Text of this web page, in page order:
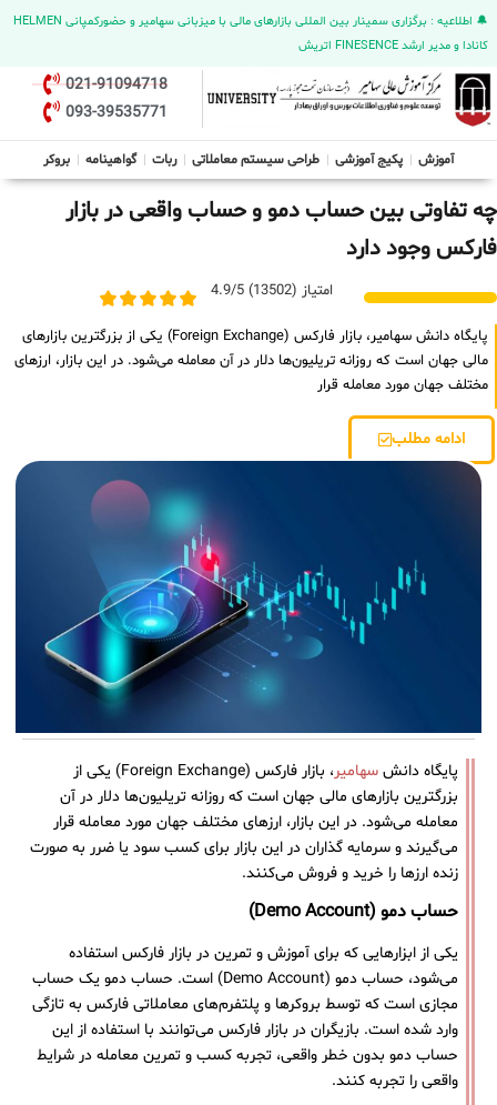
🔔 اطلاعیه : برگزاری سمینار بین المللی بازارهای مالی با میزبانی سهامیر و حضورکمپانی HELMEN
کانادا و مدیر ارشد FINESENCE اتریش
021-91094718
093-39535771
آموزش پکیج آموزشی طراحی سیستم معاملاتی ربات گواهینامه بروکر
چه تفاوتی بین حساب دمو و حساب واقعی در بازار
فارکس وجود دارد
امتیاز (13502) 4.9/5
پایگاه دانش سهامیر، بازار فارکس (Foreign Exchange) یکی از بزرگترین بازارهای
مالی جهان است که روزانه تریلیون‌ها دلار در آن معامله می‌شود. در این بازار، ارزهای
مختلف جهان مورد معامله قرار
ادامه مطلب
پایگاه دانش سهامیر
، بازار فارکس (Foreign Exchange) یکی از
بزرگترین بازارهای مالی جهان است که روزانه تریلیون‌ها دلار در آن
معامله می‌شود. در این بازار، ارزهای مختلف جهان مورد معامله قرار
می‌گیرند و سرمایه گذاران در این بازار برای کسب سود یا ضرر به صورت
زنده ارزها را خرید و فروش می‌کنند.
حساب دمو (Demo Account)
یکی از ابزارهایی که برای آموزش و تمرین در بازار فارکس استفاده
می‌شود، حساب دمو (Demo Account) است. حساب دمو یک حساب
مجازی است که توسط بروکرها و پلتفرم‌های معاملاتی فارکس به تازگی
وارد شده است. بازیگران در بازار فارکس می‌توانند با استفاده از این
حساب دمو بدون خطر واقعی، تجربه کسب و تمرین معامله در شرایط
واقعی را تجربه کنند.